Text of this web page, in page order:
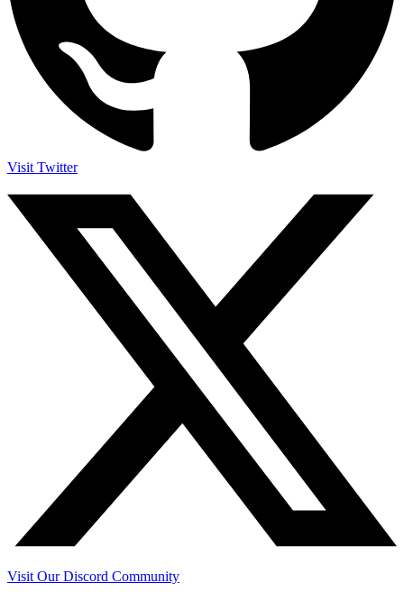
Visit Twitter
Visit Our Discord Community